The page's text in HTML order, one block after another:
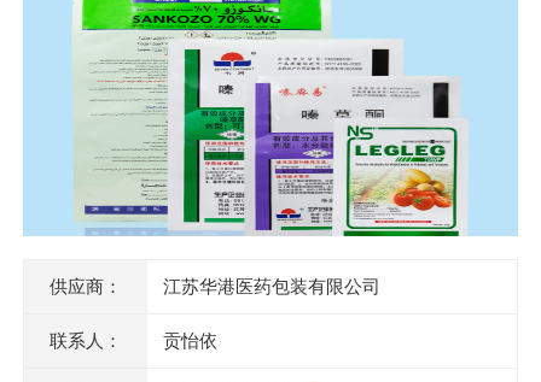
供应商： 江苏华港医药包装有限公司
联系人： 贡怡依